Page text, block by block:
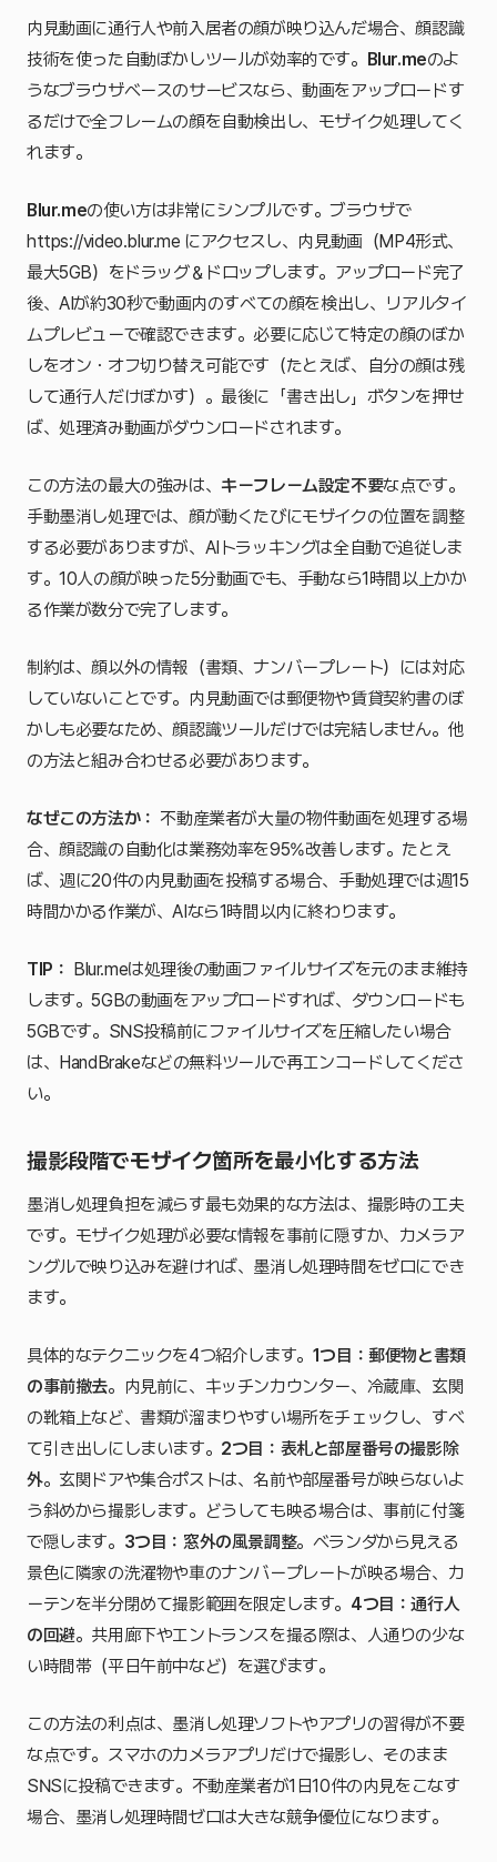
内見動画に通行人や前入居者の顔が映り込んだ場合、顔認識
技術を使った自動ぼかしツールが効率的です。 Blur.meのよ
うなブラウザベースのサービスなら、動画をアップロードす
るだけで全フレームの顔を自動検出し、モザイク処理してく
れます。
Blur.meの使い方は非常にシンプルです。ブラウザで
https://video.blur.me にアクセスし、内見動画（MP4形式、
最大5GB）をドラッグ＆ドロップします。アップロード完了
後、AIが約30秒で動画内のすべての顔を検出し、リアルタイ
ムプレビューで確認できます。必要に応じて特定の顔のぼか
しをオン・オフ切り替え可能です（たとえば、自分の顔は残
して通行人だけぼかす）。最後に「書き出し」ボタンを押せ
ば、処理済み動画がダウンロードされます。
この方法の最大の強みは、キーフレーム設定不要な点です。
手動墨消し処理では、顔が動くたびにモザイクの位置を調整
する必要がありますが、AIトラッキングは全自動で追従しま
す。10人の顔が映った5分動画でも、手動なら1時間以上かか
る作業が数分で完了します。
制約は、顔以外の情報（書類、ナンバープレート）には対応
していないことです。内見動画では郵便物や賃貸契約書のぼ
かしも必要なため、顔認識ツールだけでは完結しません。他
の方法と組み合わせる必要があります。
なぜこの方法か： 不動産業者が大量の物件動画を処理する場
合、顔認識の自動化は業務効率を95%改善します。たとえ
ば、週に20件の内見動画を投稿する場合、手動処理では週15
時間かかる作業が、AIなら1時間以内に終わります。
TIP： Blur.meは処理後の動画ファイルサイズを元のまま維持
します。5GBの動画をアップロードすれば、ダウンロードも
5GBです。SNS投稿前にファイルサイズを圧縮したい場合
は、HandBrakeなどの無料ツールで再エンコードしてくださ
い。
撮影段階でモザイク箇所を最小化する方法
墨消し処理負担を減らす最も効果的な方法は、撮影時の工夫
です。モザイク処理が必要な情報を事前に隠すか、カメラア
ングルで映り込みを避ければ、墨消し処理時間をゼロにでき
ます。
具体的なテクニックを4つ紹介します。 1つ目：郵便物と書類
の事前撤去。内見前に、キッチンカウンター、冷蔵庫、玄関
の靴箱上など、書類が溜まりやすい場所をチェックし、すべ
て引き出しにしまいます。 2つ目：表札と部屋番号の撮影除
外。玄関ドアや集合ポストは、名前や部屋番号が映らないよ
う斜めから撮影します。どうしても映る場合は、事前に付箋
で隠します。 3つ目：窓外の風景調整。ベランダから見える
景色に隣家の洗濯物や車のナンバープレートが映る場合、カ
ーテンを半分閉めて撮影範囲を限定します。 4つ目：通行人
の回避。共用廊下やエントランスを撮る際は、人通りの少な
い時間帯（平日午前中など）を選びます。
この方法の利点は、墨消し処理ソフトやアプリの習得が不要
な点です。スマホのカメラアプリだけで撮影し、そのまま
SNSに投稿できます。不動産業者が1日10件の内見をこなす
場合、墨消し処理時間ゼロは大きな競争優位になります。